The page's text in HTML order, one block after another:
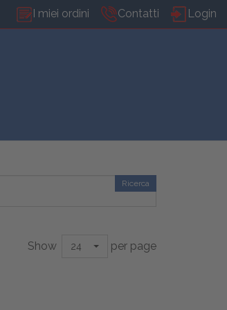
I miei ordini Contatti Login
Ricerca
Show 24 per page